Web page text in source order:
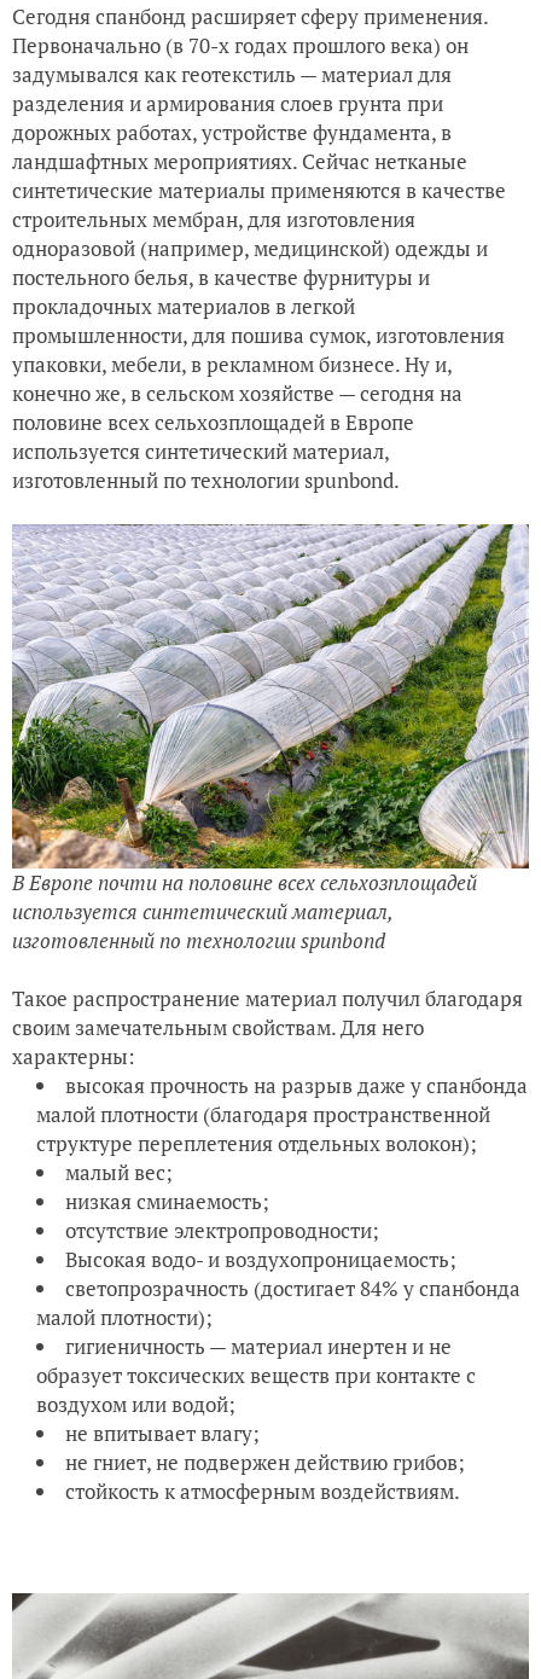
Сегодня спанбонд расширяет сферу применения.
Первоначально (в 70-х годах прошлого века) он
задумывался как геотекстиль — материал для
разделения и армирования слоев грунта при
дорожных работах, устройстве фундамента, в
ландшафтных мероприятиях. Сейчас нетканые
синтетические материалы применяются в качестве
строительных мембран, для изготовления
одноразовой (например, медицинской) одежды и
постельного белья, в качестве фурнитуры и
прокладочных материалов в легкой
промышленности, для пошива сумок, изготовления
упаковки, мебели, в рекламном бизнесе. Ну и,
конечно же, в сельском хозяйстве — сегодня на
половине всех сельхозплощадей в Европе
используется синтетический материал,
изготовленный по технологии spunbond.
В Европе почти на половине всех сельхозплощадей
используется синтетический материал,
изготовленный по технологии spunbond
Такое распространение материал получил благодаря
своим замечательным свойствам. Для него
характерны:
высокая прочность на разрыв даже у спанбонда
малой плотности (благодаря пространственной
структуре переплетения отдельных волокон);
малый вес;
низкая сминаемость;
отсутствие электропроводности;
Высокая водо- и воздухопроницаемость;
светопрозрачность (достигает 84% у спанбонда
малой плотности);
гигиеничность — материал инертен и не
образует токсических веществ при контакте с
воздухом или водой;
не впитывает влагу;
не гниет, не подвержен действию грибов;
стойкость к атмосферным воздействиям.